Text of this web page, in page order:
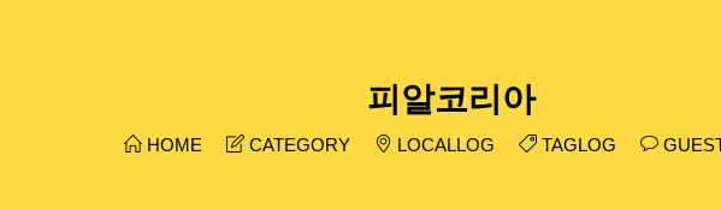
피알코리아
HOME CATEGORY LOCALLOG TAGLOG